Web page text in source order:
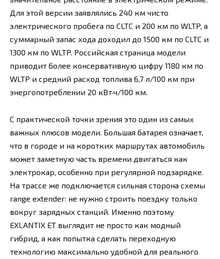
Для этой версии заявлялись 240 км чисто
электрического пробега по CLTC и 200 км по WLTP, а
суммарный запас хода доходил до 1500 км по CLTC и
1300 км по WLTP. Российская страница модели
приводит более консервативную цифру 1180 км по
WLTP и средний расход топлива 6,7 л/100 км при
энергопотреблении 20 кВт·ч/100 км.
С практической точки зрения это один из самых
важных плюсов модели. Большая батарея означает,
что в городе и на коротких маршрутах автомобиль
может заметную часть времени двигаться как
электрокар, особенно при регулярной подзарядке.
На трассе же подключается сильная сторона схемы
range extender: не нужно строить поездку только
вокруг зарядных станций. Именно поэтому
EXLANTIX ET выглядит не просто как модный
гибрид, а как попытка сделать переходную
технологию максимально удобной для реального